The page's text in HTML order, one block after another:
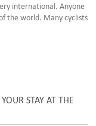
international. Anyone
the world. Many cyclists
STAY AT THE